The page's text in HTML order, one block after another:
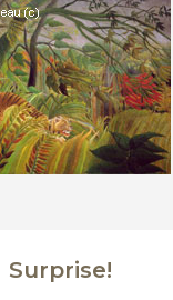
Surprise!